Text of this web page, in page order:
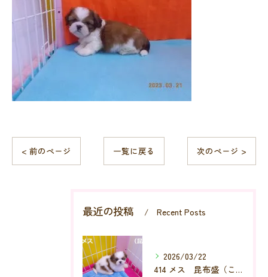
< 前のページ 一覧に戻る 次のページ >
最近の投稿 Recent Posts
2026/03/22
414 メス 昆布盛（こんぶもり）